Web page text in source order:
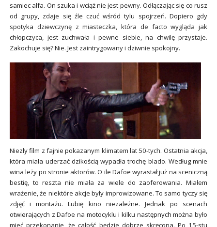
samiec alfa. On szuka i wciąż nie jest pewny. Odłączając się co rusz
od grupy, zdaje się źle czuć wśród tylu spojrzeń. Dopiero gdy
spotyka dziewczynę z miasteczka, która de facto wygląda jak
chłopczyca, jest zuchwała i pewne siebie, na chwilę przystaje.
Zakochuje się? Nie. Jest zaintrygowany i dziwnie spokojny.
Niezły film z fajnie pokazanym klimatem lat 50-tych. Ostatnia akcja,
która miała uderzać dzikością wypadła trochę blado. Według mnie
wina leży po stronie aktorów. O ile Dafoe wyrastał już na sceniczną
bestię, to reszta nie miała za wiele do zaoferowania. Miałem
wrażenie, że niektóre akcje były improwizowane. To samo tyczy się
zdjęć i montażu. Lubię kino niezależne. Jednak po scenach
otwierających z Dafoe na motocyklu i kilku następnych można było
mieć przekonanie, że całość będzie dobrze skręcona. Po 15-stu